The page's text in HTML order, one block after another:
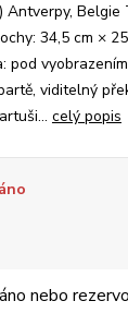
Antverpy, Belgie
34,5 cm ×
pod
viditelný
celý popis
nebo